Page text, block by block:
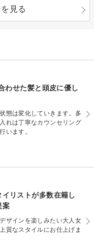
見る
わせた髪と頭皮に優し
態は変化していきます。多
れは丁寧なカウンセリング
います。
イリストが多数在籍し
案
ザインを楽しみたい大人女
質なスタイルにお仕上げま